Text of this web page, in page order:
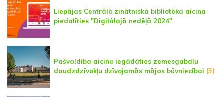
Liepājas Centrālā zinātniskā bibliotēka aicina
piedalīties "Digitālajā nedēļā 2024"
Pašvaldība aicina iegādāties zemesgabalu
daudzdzīvokļu dzīvojamās mājas būvniecībai (3)